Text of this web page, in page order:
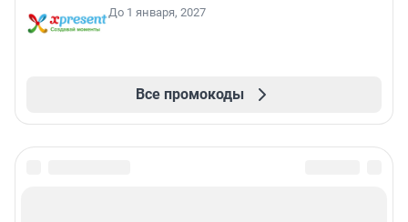
До 1 января, 2027
Все промокоды